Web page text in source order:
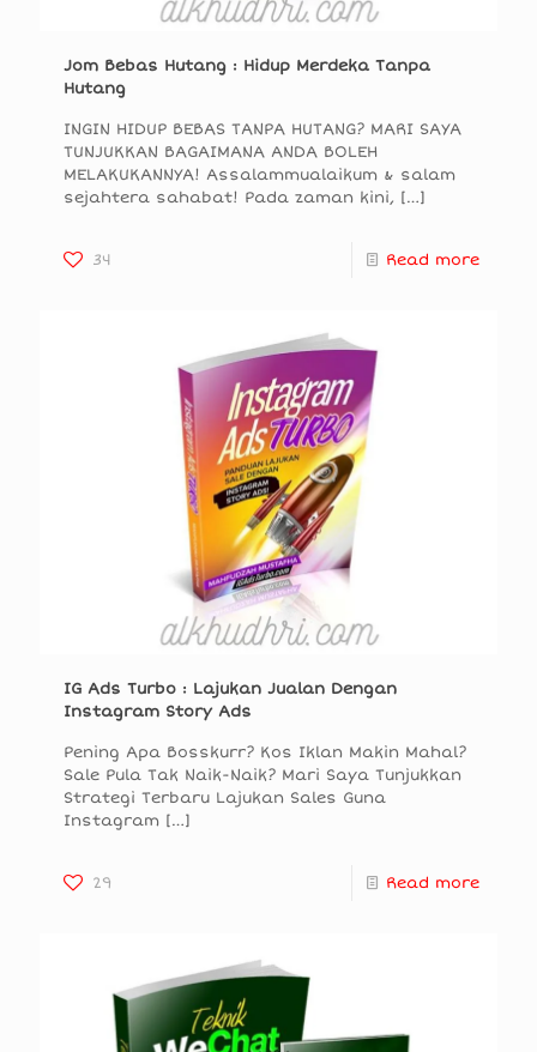
Jom Bebas Hutang : Hidup Merdeka Tanpa
Hutang
INGIN HIDUP BEBAS TANPA HUTANG? MARI SAYA
TUNJUKKAN BAGAIMANA ANDA BOLEH
MELAKUKANNYA! Assalammualaikum & salam
sejahtera sahabat! Pada zaman kini, […]
34 Read more
IG Ads Turbo : Lajukan Jualan Dengan
Instagram Story Ads
Pening Apa Bosskurr? Kos Iklan Makin Mahal?
Sale Pula Tak Naik-Naik? Mari Saya Tunjukkan
Strategi Terbaru Lajukan Sales Guna
Instagram […]
29 Read more